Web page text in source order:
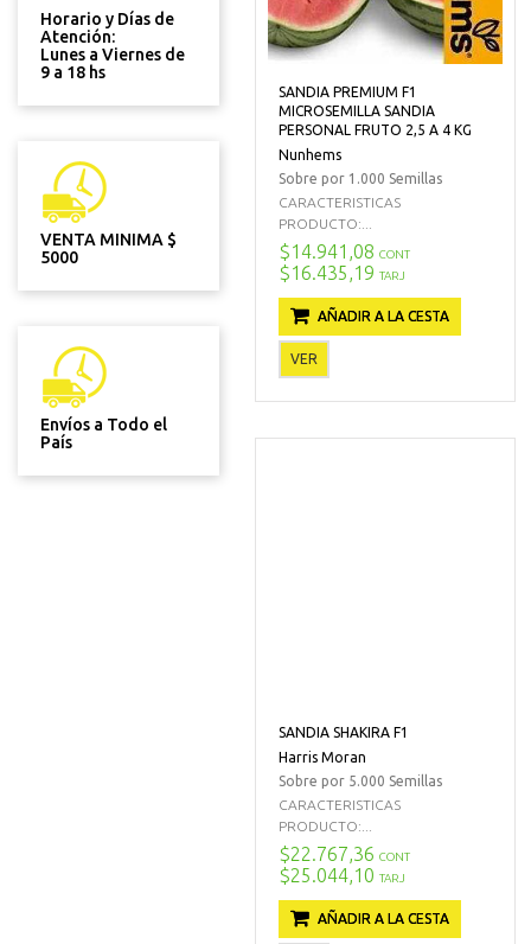
Horario y Días de
Atención:
Lunes a Viernes de
9 a 18 hs
VENTA MINIMA $
5000
Envíos a Todo el
País
SANDIA PREMIUM F1
MICROSEMILLA SANDIA
PERSONAL FRUTO 2,5 A 4 KG
Nunhems
Sobre por 1.000 Semillas
CARACTERISTICAS
PRODUCTO:...
$14.941,08 CONT
$16.435,19 TARJ
AÑADIR A LA CESTA
VER
SANDIA SHAKIRA F1
Harris Moran
Sobre por 5.000 Semillas
CARACTERISTICAS
PRODUCTO:...
$22.767,36 CONT
$25.044,10 TARJ
AÑADIR A LA CESTA